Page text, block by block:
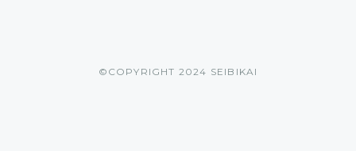
©︎COPYRIGHT 2024 SEIBIKAI